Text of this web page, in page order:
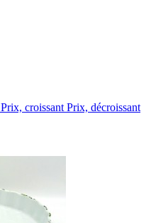
Prix, croissant Prix, décroissant